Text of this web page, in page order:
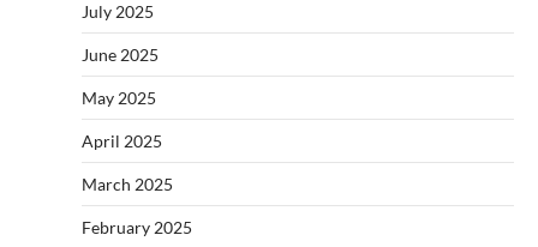
July 2025
June 2025
May 2025
April 2025
March 2025
February 2025